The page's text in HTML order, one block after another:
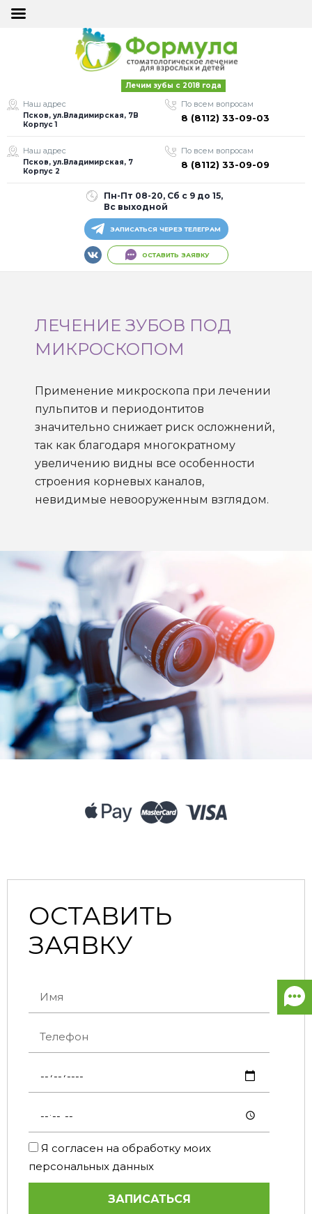
ОСТАВИТЬ
ЗАЯВКУ
Я согласен на
обработку моих
персональных
данных
Лечим зубы с 2018 года
Наш адрес
Псков, ул.Владимирская, 7В
Корпус 1
По всем вопросам
8 (8112) 33-09-03
Наш адрес
Псков, ул.Владимирская, 7
Корпус 2
По всем вопросам
8 (8112) 33-09-09
Пн-Пт 08-20, Сб с 9 до 15,
Вс выходной
ЗАПИСАТЬСЯ ЧЕРЕЗ ТЕЛЕГРАМ
ОСТАВИТЬ ЗАЯВКУ
ОСТАВИТЬ
ЗАЯВКУ
Я согласен на
обработку моих
персональных
данных
ЛЕЧЕНИЕ ЗУБОВ ПОД
МИКРОСКОПОМ
Применение микроскопа при лечении
пульпитов и периодонтитов
значительно снижает риск осложнений,
так как благодаря многократному
увеличению видны все особенности
строения корневых каналов,
невидимые невооруженным взглядом.
ОСТАВИТЬ
ЗАЯВКУ
Я согласен на обработку моих
персональных данных
ЗАПИСАТЬСЯ